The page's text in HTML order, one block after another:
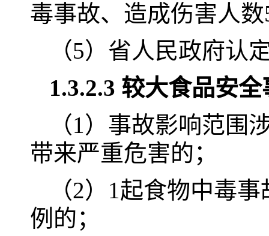
毒事故、造成伤害人
（5）省人民政府认
1.3.2.3 较大食品安
（1）事故影响范围
带来严重危害的；
（2）1起食物中毒
例的；